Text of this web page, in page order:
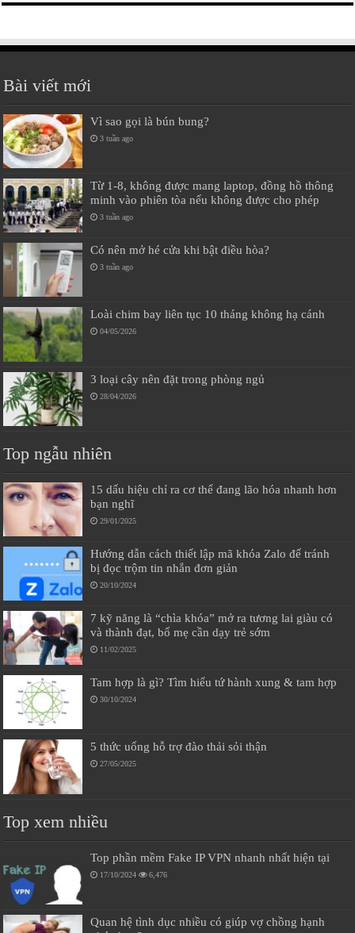
Bài viết mới
Vì sao gọi là bún bung?
3 tuần ago
Từ 1-8, không được mang laptop, đồng hồ thông
minh vào phiên tòa nếu không được cho phép
3 tuần ago
Có nên mở hé cửa khi bật điều hòa?
3 tuần ago
Loài chim bay liên tục 10 tháng không hạ cánh
04/05/2026
3 loại cây nên đặt trong phòng ngủ
28/04/2026
Top ngẫu nhiên
15 dấu hiệu chỉ ra cơ thể đang lão hóa nhanh hơn
bạn nghĩ
29/01/2025
Hướng dẫn cách thiết lập mã khóa Zalo đế tránh
bị đọc trộm tin nhắn đơn giản
20/10/2024
7 kỹ năng là “chìa khóa” mở ra tương lai giàu có
và thành đạt, bố mẹ cần dạy trẻ sớm
11/02/2025
Tam hợp là gì? Tìm hiểu tứ hành xung & tam hợp
30/10/2024
5 thức uống hỗ trợ đào thải sỏi thận
27/05/2025
Top xem nhiều
Top phần mềm Fake IP VPN nhanh nhất hiện tại
17/10/2024 6,476
Quan hệ tình dục nhiều có giúp vợ chồng hạnh